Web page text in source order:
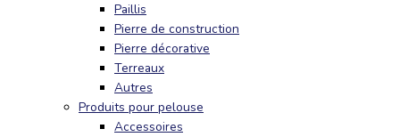
Paillis
Pierre de construction
Pierre décorative
Terreaux
Autres
Produits pour pelouse
Accessoires